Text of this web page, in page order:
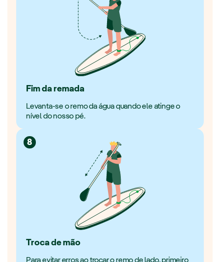
Fim da remada
Levanta-se o remo da água quando ele atinge o
nível do nosso pé.
8
Troca de mão